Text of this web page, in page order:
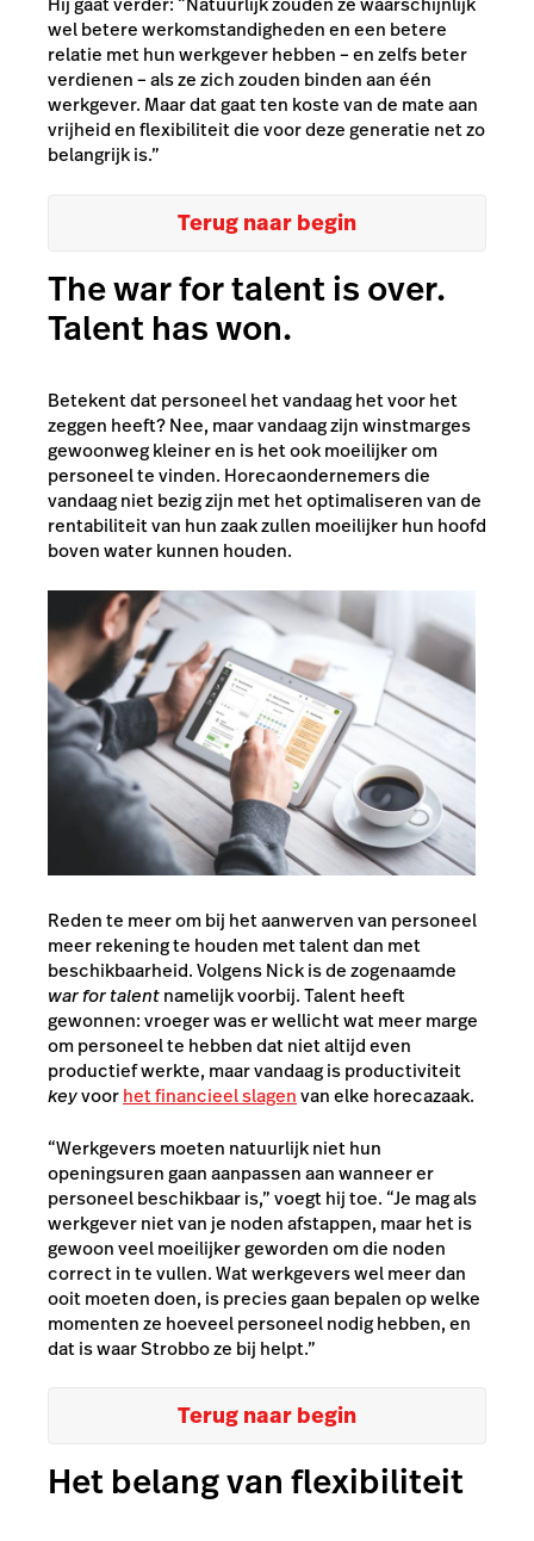
wel betere werkomstandigheden en een betere
relatie met hun werkgever hebben – en zelfs beter
verdienen – als ze zich zouden binden aan één
werkgever. Maar dat gaat ten koste van de mate aan
vrijheid en flexibiliteit die voor deze generatie net zo
belangrijk is.”
Terug naar begin
The war for talent is over.
Talent has won.
Betekent dat personeel het vandaag het voor het
zeggen heeft? Nee, maar vandaag zijn winstmarges
gewoonweg kleiner en is het ook moeilijker om
personeel te vinden. Horecaondernemers die
vandaag niet bezig zijn met het optimaliseren van de
rentabiliteit van hun zaak zullen moeilijker hun hoofd
boven water kunnen houden.
Reden te meer om bij het aanwerven van personeel
meer rekening te houden met talent dan met
beschikbaarheid. Volgens Nick is de zogenaamde
war for talentnamelijk voorbij. Talent heeft
gewonnen: vroeger was er wellicht wat meer marge
om personeel te hebben dat niet altijd even
productief werkte, maar vandaag is productiviteit
keyvoorhet financieel slagenvan elke horecazaak.
“Werkgevers moeten natuurlijk niet hun
openingsuren gaan aanpassen aan wanneer er
personeel beschikbaar is,” voegt hij toe. “Je mag als
werkgever niet van je noden afstappen, maar het is
gewoon veel moeilijker geworden om die noden
correct in te vullen. Wat werkgevers wel meer dan
ooit moeten doen, is precies gaan bepalen op welke
momenten ze hoeveel personeel nodig hebben, en
dat is waar Strobbo ze bij helpt.”
Terug naar begin
Het belang van flexibiliteit